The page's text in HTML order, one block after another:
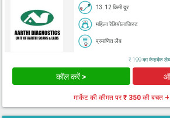
13.12 किमी दूर
महिला रेडियोलाजिस्ट
प्रमाणित लैब
₹ 199 का कैशबैक
कॉल करें >
मार्केट की कीमत पर₹ 350की बचत